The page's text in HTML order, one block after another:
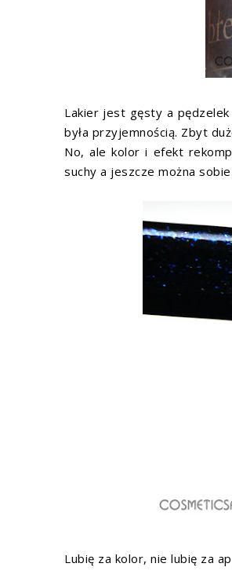
Lakier jest gęsty a
była przyjemnością. Zbyt
No, ale kolor i efekt
suchy a jeszcze można
Lubię za kolor, nie lubię za